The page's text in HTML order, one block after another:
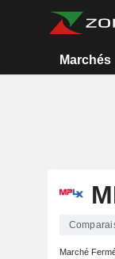
Marchés
Marché